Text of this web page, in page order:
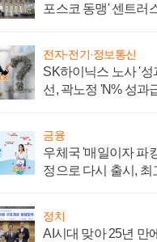
포스코 동맹' 센트러
전자·전기·정보통신
SK하이닉스 노사 '
선, 곽노정 'N% 성과
금융
우체국 '매일이자 파
정으로 다시 출시, 최
정치
AI시대 맞아 25년 만